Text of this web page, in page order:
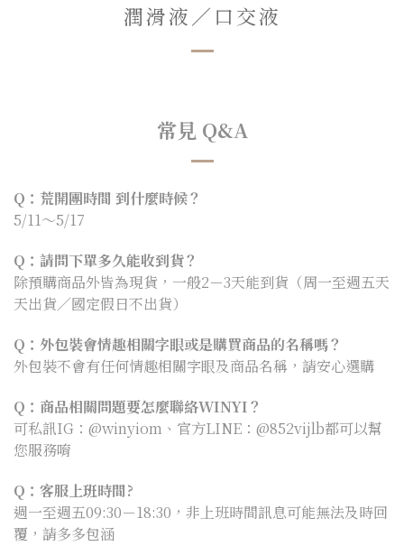
潤滑液／口交液
常見 Q&A
Q：荒開團時間 到什麼時候？
5/11～5/17
Q：請問下單多久能收到貨？
除預購商品外皆為現貨，一般2－3天能到貨（周一至週五天
天出貨／國定假日不出貨）
Q：外包裝會情趣相關字眼或是購買商品的名稱嗎？
外包裝不會有任何情趣相關字眼及商品名稱，請安心選購
Q：商品相關問題要怎麼聯絡WINYI？
可私訊IG：@winyiom、官方LINE：@852vijlb都可以幫
您服務唷
Q：客服上班時間?
週一至週五09:30－18:30，非上班時間訊息可能無法及時回
覆，請多多包涵